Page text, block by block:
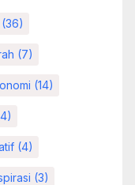
(36)
(7)
(14)
(4)
(3)